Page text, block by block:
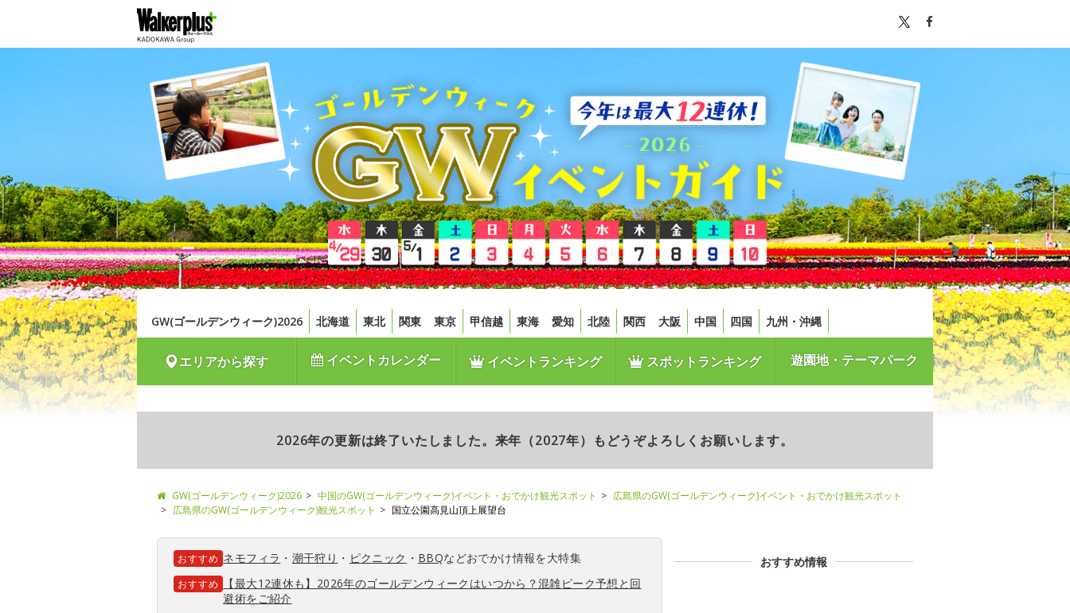
GW(ゴールデンウィーク)2026 北海道 東北 関東 東京 甲信越 東海 愛知 北陸 関西 大阪 中国 四国 九州・沖縄
エリアから探す イベントカレンダー イベントランキング スポットランキング 遊園地・テーマパーク
2026年の更新は終了いたしました。来年（2027年）もどうぞよろしくお願いします。
GW(ゴールデンウィーク)2026 中国のGW(ゴールデンウィーク)イベント・おでかけ観光スポット
広島県のGW(ゴールデンウィーク)イベント・おでかけ観光スポット
広島県のGW(ゴールデンウィーク)観光スポット
国立公園高見山頂上展望台
おすすめ ネモフィラ ・ 潮干狩り ・ ピクニック ・ BBQなどおでかけ情報を大特集
おすすめ
【最大12連休も】2026年のゴールデンウィークはいつから？混雑ピーク予想と回
避術をご紹介
おすすめ情報